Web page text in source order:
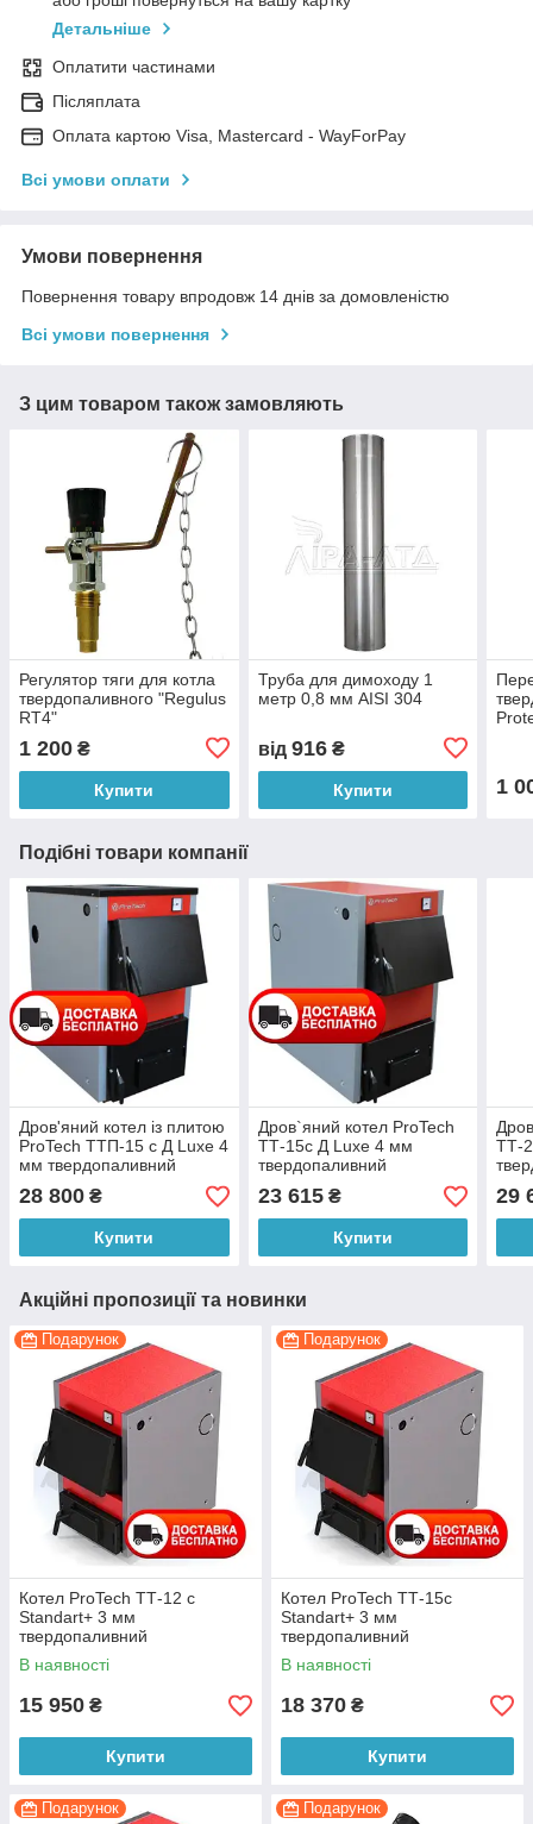
Детальніше
Оплатити частинами
Післяплата
Оплата картою Visa, Mastercard - WayForPay
Всі умови оплати
Умови повернення
Повернення товару впродовж 14 днів за домовленістю
Всі умови повернення
З цим товаром також замовляють
Регулятор тяги для котла
твердопаливного "Regulus
RT4"
1 200 ₴
Купити
Труба для димоходу 1
метр 0,8 мм AISI 304
від 916₴
Купити 1
Подібні товари компанії
Дров'яний котел із плитою
ProTech ТТП-15 с Д Luxe 4
мм твердопаливний
28 800 ₴
Купити
Дров`яний котел ProTech
ТТ-15с Д Luxe 4 мм
твердопаливний
23 615₴
Купити
ТТ-
29
Акційні пропозиції та новинки
Подарунок
Котел ProTech ТТ-12 с
Standart+ 3 мм
твердопаливний
В наявності
15 950 ₴
Купити
Подарунок
Котел ProTech ТТ-15с
Standart+ 3 мм
твердопаливний
В наявності
18 370 ₴
Купити
Подарунок Подарунок